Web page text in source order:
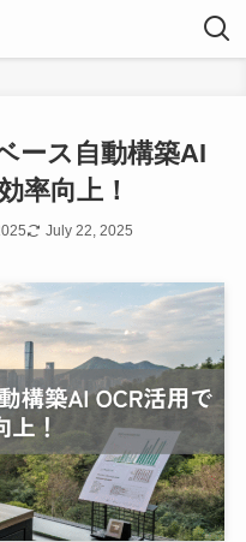
ース自動構築AI
率向上！
July 22, 2025